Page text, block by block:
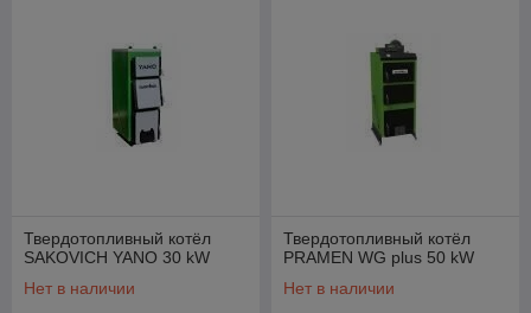
Твердотопливный котёл
SAKOVICH YANO 30 kW
Нет в наличии
Твердотопливный котёл
PRAMEN WG plus 50 kW
Нет в наличии